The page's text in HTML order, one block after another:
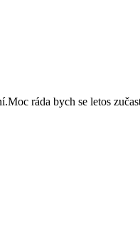
ráda bych se letos